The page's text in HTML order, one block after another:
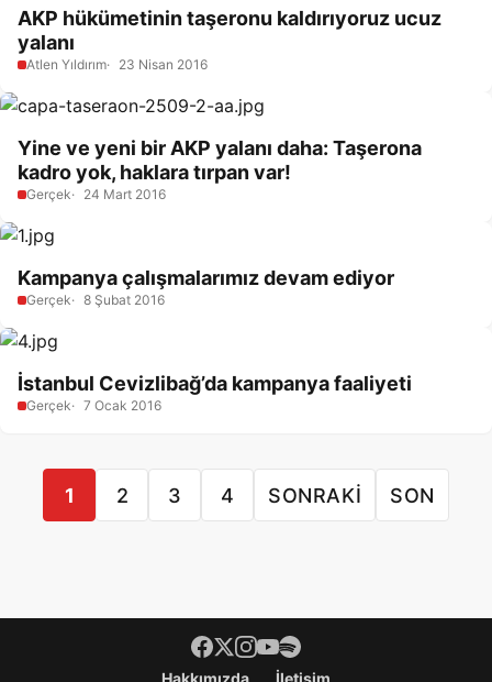
AKP hükümetinin taşeronu kaldırıyoruz ucuz
yalanı
Atlen Yıldırım 23 Nisan 2016
Yine ve yeni bir AKP yalanı daha: Taşerona
kadro yok, haklara tırpan var!
Gerçek 24 Mart 2016
Kampanya çalışmalarımız devam ediyor
Gerçek 8 Şubat 2016
İstanbul Cevizlibağ’da kampanya faaliyeti
Gerçek 7 Ocak 2016
1 2 3 4 SONRAKI SON
Footer menüHakkımızda İletişim